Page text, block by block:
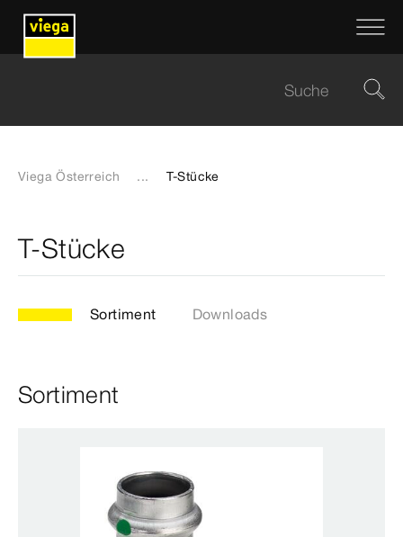
Viega Österreich ... T-Stücke
T-Stücke
Sortiment Downloads
Sortiment